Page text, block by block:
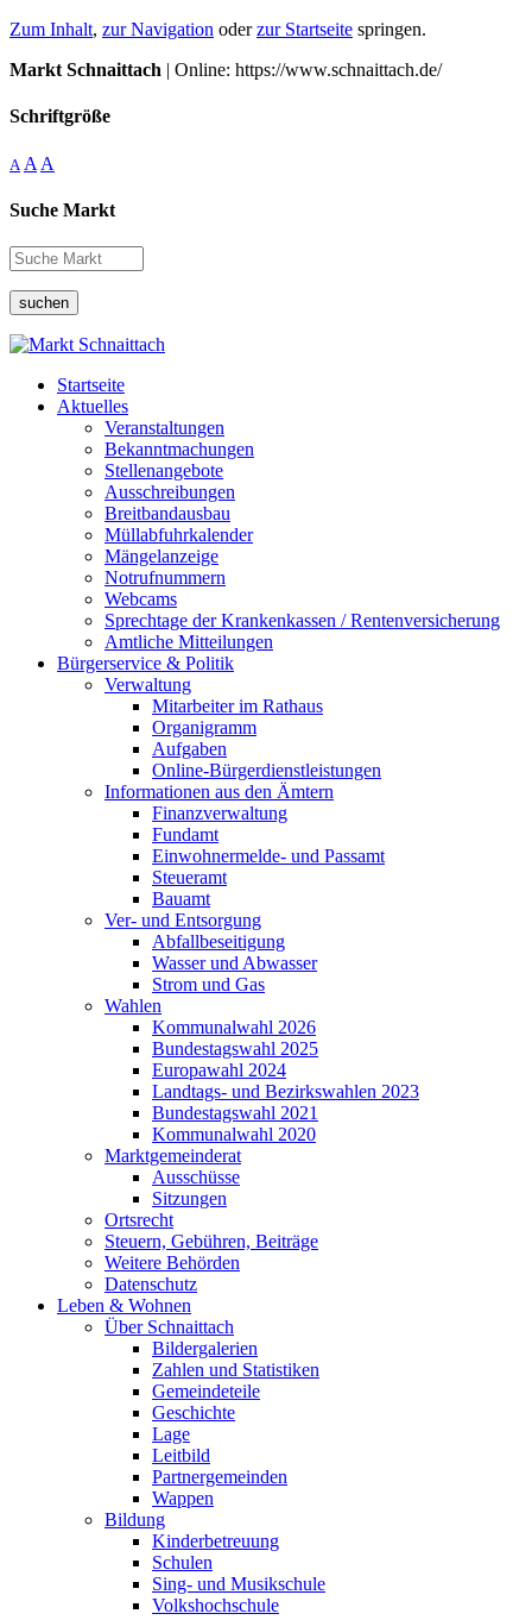
Zum Inhalt, zur Navigation oderzur Startseite springen.
Markt Schnaittach | Online: https://www.schnaittach.de/
Schriftgröße
A A A
Suche Markt
suchen
Startseite
Aktuelles
Veranstaltungen
Bekanntmachungen
Stellenangebote
Ausschreibungen
Breitbandausbau
Müllabfuhrkalender
Mängelanzeige
Notrufnummern
Webcams
Sprechtage der Krankenkassen / Rentenversicherung
Amtliche Mitteilungen
Bürgerservice & Politik
Verwaltung
Mitarbeiter im Rathaus
Organigramm
Aufgaben
Online-Bürgerdienstleistungen
Informationen aus den Ämtern
Finanzverwaltung
Fundamt
Einwohnermelde- und Passamt
Steueramt
Bauamt
Ver- und Entsorgung
Abfallbeseitigung
Wasser und Abwasser
Strom und Gas
Wahlen
Kommunalwahl 2026
Bundestagswahl 2025
Europawahl 2024
Landtags- und Bezirkswahlen 2023
Bundestagswahl 2021
Kommunalwahl 2020
Marktgemeinderat
Ausschüsse
Sitzungen
Ortsrecht
Steuern, Gebühren, Beiträge
Weitere Behörden
Datenschutz
Leben & Wohnen
Über Schnaittach
Bildergalerien
Zahlen und Statistiken
Gemeindeteile
Geschichte
Lage
Leitbild
Partnergemeinden
Wappen
Bildung
Kinderbetreuung
Schulen
Sing- und Musikschule
Volkshochschule